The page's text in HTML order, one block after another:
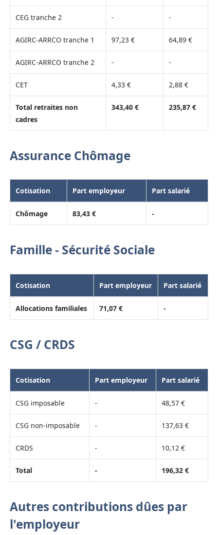
CEG tranche 2 - -
AGIRC-ARRCO tranche 1 97,23 € 64,89 €
AGIRC-ARRCO tranche 2 - -
CET 4,33 € 2,88 €
Total retraites non
cadres
343,40 € 235,87 €
Assurance Chômage
Cotisation Part employeur Part salarié
Chômage 83,43 € -
Famille - Sécurité Sociale
Cotisation Part employeur Part salarié
Allocations familiales 71,07 € -
CSG / CRDS
Cotisation Part employeur Part salarié
CSG imposable - 48,57 €
CSG non-imposable - 137,63 €
CRDS - 10,12 €
Total - 196,32 €
Autres contributions dûes par
l'employeur